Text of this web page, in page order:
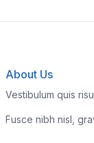
About Us
Vestibulum quis
Fusce nibh nisl,